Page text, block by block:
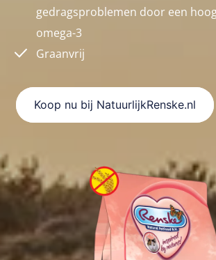
gedragsproblemen door een
omega-3
Graanvrij
Koop nu bij NatuurlijkRenske.nl